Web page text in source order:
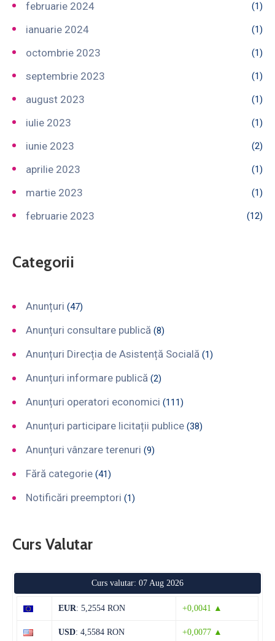
februarie 2024 (1)
ianuarie 2024 (1)
octombrie 2023 (1)
septembrie 2023 (1)
august 2023 (1)
iulie 2023 (1)
iunie 2023 (2)
aprilie 2023 (1)
martie 2023 (1)
februarie 2023 (12)
Categorii
Anunțuri (47)
Anunțuri consultare publică (8)
Anunțuri Direcția de Asistență Socială (1)
Anunțuri informare publică (2)
Anunțuri operatori economici (111)
Anunțuri participare licitații publice (38)
Anunțuri vânzare terenuri (9)
Fără categorie (41)
Notificări preemptori (1)
Curs Valutar
Curs valutar: 07 Aug 2026
EUR: 5,2554 RON +0,0041 ▲
USD: 4,5584 RON +0,0077 ▲